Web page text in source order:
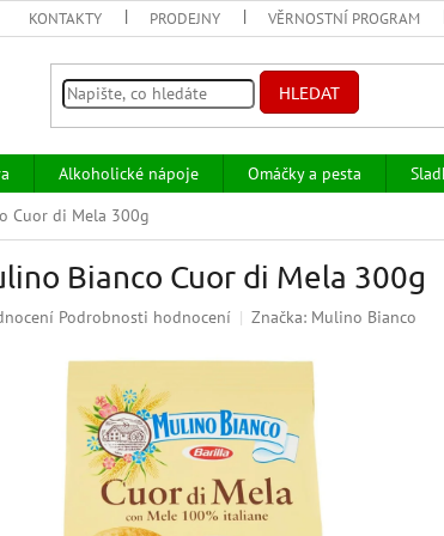
KONTAKTY PRODEJNY VĚRNOSTNÍ PROGRAM
HLEDAT
Alkoholické nápoje Omáčky a pesta
Cuor di Mela 300g
Bianco Cuor di Mela 300g
Podrobnosti hodnocení Značka: Mulino Bianco